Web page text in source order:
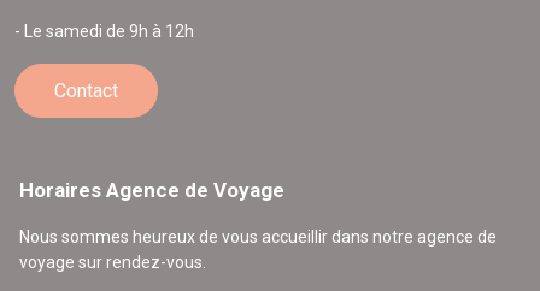
- Le samedi de 9h à 12h
Contact
Horaires Agence de Voyage
Nous sommes heureux de vous accueillir dans notre agence de
voyage sur rendez-vous.